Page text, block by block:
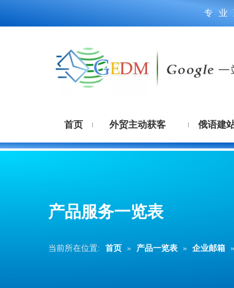
专
首页 外贸主动获客 俄语建
产品服务一览表
当前所在位置: 首页 » 产品一览表 » 企业邮箱 »